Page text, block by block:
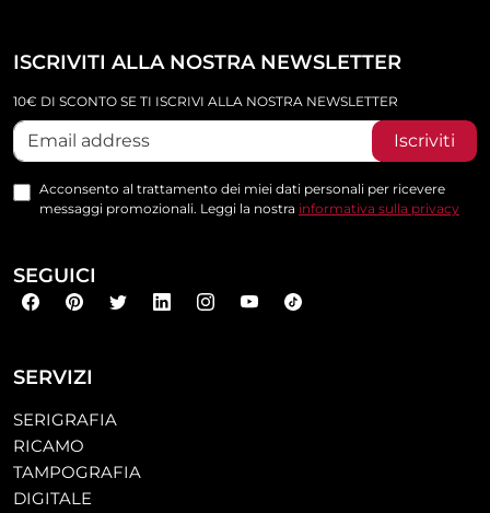
SERVIZI
SERIGRAFIA
RICAMO
TAMPOGRAFIA
DIGITALE
ISCRIVITI ALLA NOSTRA NEWSLETTER
10€ DI SCONTO SE TI ISCRIVI ALLA NOSTRA NEWSLETTER
Iscriviti
Acconsento al trattamento dei miei dati personali per ricevere
messaggi promozionali. Leggi la nostra informativa sulla privacy
SEGUICI